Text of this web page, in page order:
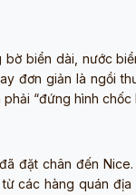
biển dài, nước
đơn giản là ngồi
“đứng hình chốc
đặt chân đến
các hàng quán